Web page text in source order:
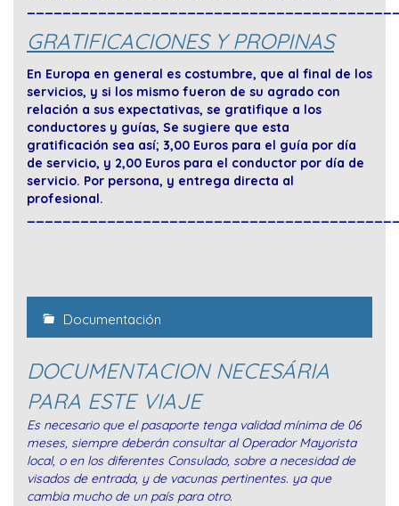
GRATIFICACIONES Y PROPINAS
En Europa en general es costumbre, que al final de los
servicios, y si los mismo fueron de su agrado con
relación a sus expectativas, se gratifique a los
conductores y guías, Se sugiere que esta
gratificación sea así; 3,00 Euros para el guía por día
de servicio, y 2,00 Euros para el conductor por día de
servicio. Por persona, y entrega directa al
profesional.
Documentación
DOCUMENTACION NECESÁRIA
PARA ESTE VIAJE
Es necesario que el pasaporte tenga validad mínima de 06
meses, siempre deberán consultar al Operador Mayorista
local, o en los diferentes Consulado, sobre a necesidad de
visados de entrada, y de vacunas pertinentes. ya que
cambia mucho de un país para otro.